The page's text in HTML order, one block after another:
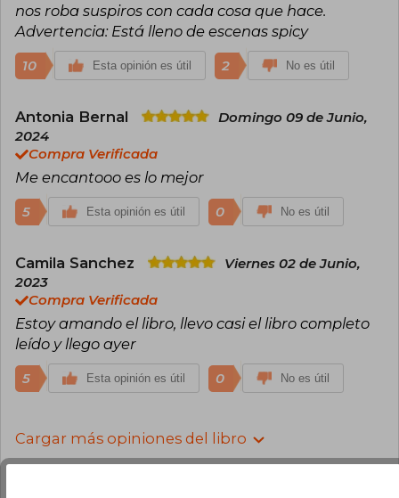
nos roba suspiros con cada cosa que hace.
Advertencia: Está lleno de escenas spicy
10 Esta opinión es útil 2 No es útil
Antonia Bernal
Domingo 09 de Junio,
2024
Compra Verificada
Me encantooo es lo mejor
5 Esta opinión es útil 0 No es útil
Camila Sanchez
Viernes 02 de Junio,
2023
Compra Verificada
Estoy amando el libro, llevo casi el libro completo
leído y llego ayer
5 Esta opinión es útil 0 No es útil
Cargar más opiniones del libro